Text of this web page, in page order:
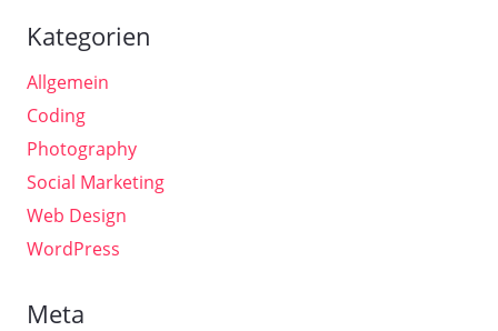
Kategorien
Allgemein
Coding
Photography
Social Marketing
Web Design
WordPress
Meta